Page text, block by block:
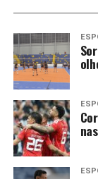
Executivo
“Não apenas
de toda a
facção, mas
direta de dois
entrega do
organização
Ao avaliar as
considerou que